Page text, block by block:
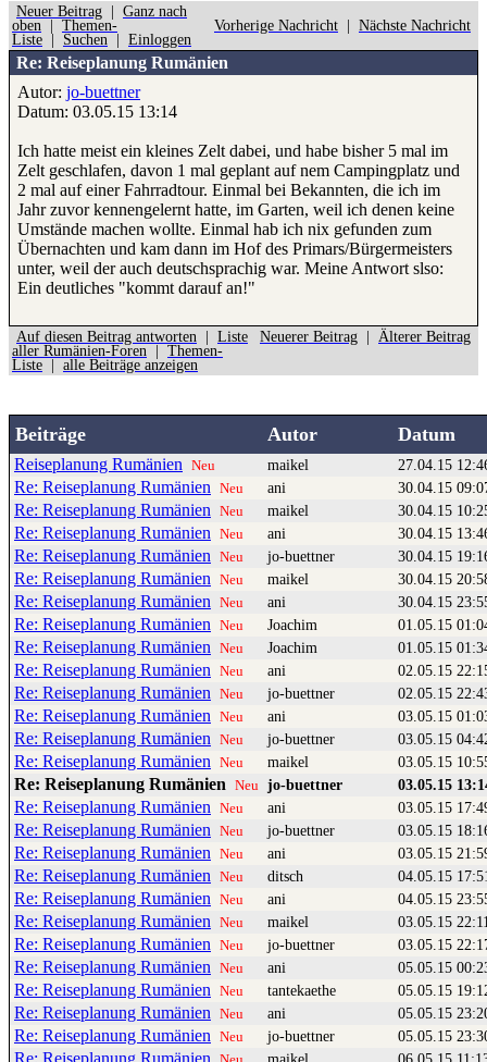
Neuer Beitrag
Ganz nach
oben
Themen-
Liste
Suchen Einloggen
Vorherige Nachricht Nächste Nachricht
Re: Reiseplanung Rumänien
Autor: jo-buettner
Datum: 03.05.15 13:14
Ich hatte meist ein kleines Zelt dabei, und habe bisher 5 mal im
Zelt geschlafen, davon 1 mal geplant auf nem Campingplatz und
2 mal auf einer Fahrradtour. Einmal bei Bekannten, die ich im
Jahr zuvor kennengelernt hatte, im Garten, weil ich denen keine
Umstände machen wollte. Einmal hab ich nix gefunden zum
Übernachten und kam dann im Hof des Primars/Bürgermeisters
unter, weil der auch deutschsprachig war. Meine Antwort slso:
Ein deutliches "kommt darauf an!"
Auf diesen Beitrag antworten
Liste
aller Rumänien-Foren
Themen-
Liste
alle Beiträge anzeigen
Neuerer Beitrag Älterer Beitrag
Beiträge Autor Datum
Reiseplanung Rumänien Neu maikel 27.04.15
Re: Reiseplanung Rumänien Neu ani 30.04.15
Re: Reiseplanung Rumänien Neu maikel 30.04.15
Re: Reiseplanung Rumänien Neu ani 30.04.15
Re: Reiseplanung Rumänien Neu jo-buettner 30.04.15
Re: Reiseplanung Rumänien Neu maikel 30.04.15
Re: Reiseplanung Rumänien Neu ani 30.04.15
Re: Reiseplanung Rumänien Neu Joachim 01.05.15
Re: Reiseplanung Rumänien Neu Joachim 01.05.15
Re: Reiseplanung Rumänien Neu ani 02.05.15
Re: Reiseplanung Rumänien Neu jo-buettner 02.05.15
Re: Reiseplanung Rumänien Neu ani 03.05.15
Re: Reiseplanung Rumänien Neu jo-buettner 03.05.15
Re: Reiseplanung Rumänien Neu maikel 03.05.15
Re: Reiseplanung Rumänien Neu jo-buettner 03.05.15
Re: Reiseplanung Rumänien Neu ani 03.05.15
Re: Reiseplanung Rumänien Neu jo-buettner 03.05.15
Re: Reiseplanung Rumänien Neu ani 03.05.15
Re: Reiseplanung Rumänien Neu ditsch 04.05.15
Re: Reiseplanung Rumänien Neu ani 04.05.15
Re: Reiseplanung Rumänien Neu maikel 03.05.15
Re: Reiseplanung Rumänien Neu jo-buettner 03.05.15
Re: Reiseplanung Rumänien Neu ani 05.05.15
Re: Reiseplanung Rumänien Neu tantekaethe 05.05.15
Re: Reiseplanung Rumänien Neu ani 05.05.15
Re: Reiseplanung Rumänien Neu jo-buettner 05.05.15